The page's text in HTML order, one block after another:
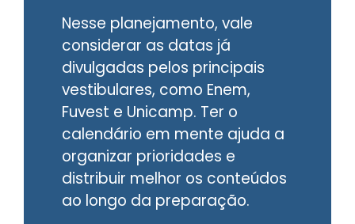
Nesse planejamento, vale
considerar as datas já
divulgadas pelos principais
vestibulares, como Enem,
Fuvest e Unicamp. Ter o
calendário em mente ajuda a
organizar prioridades e
distribuir melhor os conteúdos
ao longo da preparação.